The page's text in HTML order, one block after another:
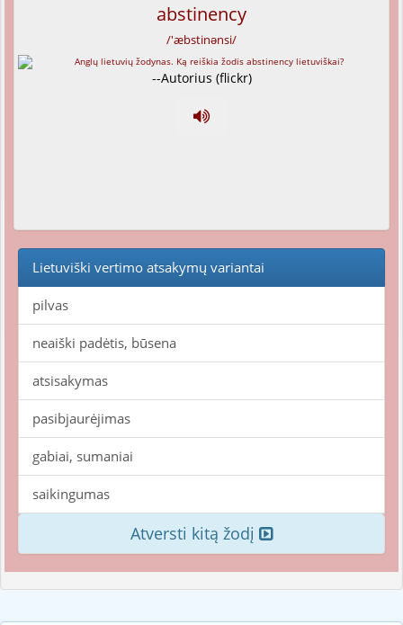
abstinency
/'æbstinənsi/
--Autorius (flickr)
Lietuviški vertimo atsakymų variantai
pilvas
neaiški padėtis, būsena
atsisakymas
pasibjaurėjimas
gabiai, sumaniai
saikingumas
Atversti kitą žodį